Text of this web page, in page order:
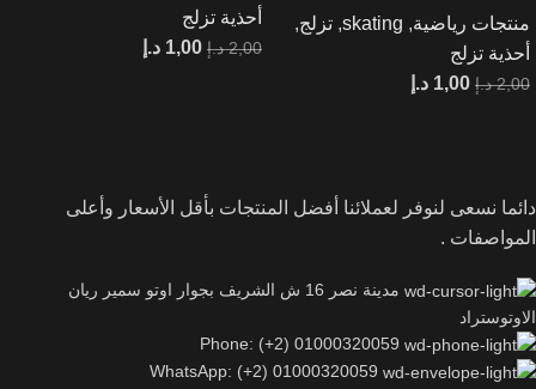
منتجات رياضية,
skating
, تزلج,
أحذية تزلج
2,00 د.إ 1,00 د.إ
أحذية تزلج
2,00 د.إ 1,00 د.إ
دائما نسعى لنوفر لعملائنا أفضل المنتجات بأقل الأسعار وأعلى
المواصفات .
مدينة نصر 16 ش الشريف بجوار اوتو سمير ريان
الاوتوستراد
Phone: (+2) 01000320059
WhatsApp: (+2) 01000320059